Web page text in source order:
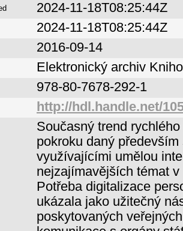
2024-11-18T08:25:44Z
2024-11-18T08:25:44Z
2016-09-14
Elektronický archiv
978-80-7678-292-1
http://hdl.handle.net/
Současný trend
pokroku daný především
využívajícími umělou
nejzajímavějších témat
Potřeba digitalizace
ukázala jako užitečný
poskytovaných